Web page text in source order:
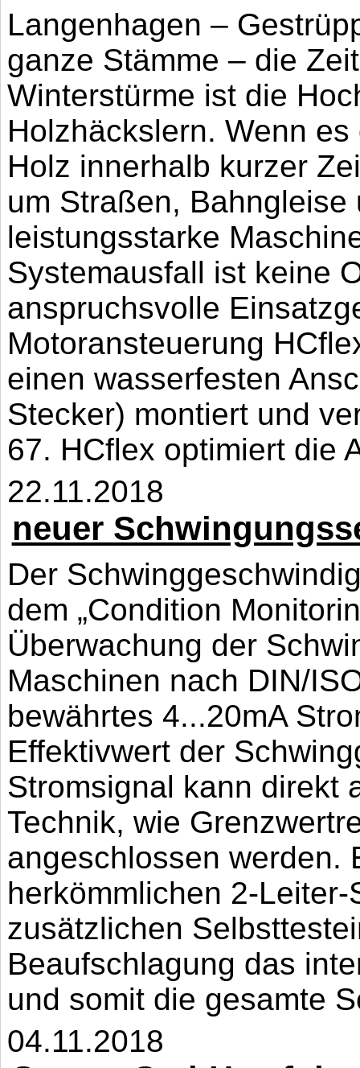
Langenhagen –
ganze Stämme – die
Winterstürme ist die
Holzhäckslern. Wenn
Holz innerhalb kurzer
um Straßen,
leistungsstarke
Systemausfall ist keine
anspruchsvolle
Motoransteuerung
einen wasserfesten
Stecker) montiert und
67. HCflex optimiert die
22.11.2018
neuer
Der
dem „Condition
Überwachung der
Maschinen nach DIN/
bewährtes 4...20mA
Effektivwert der
Stromsignal kann direkt
Technik, wie
angeschlossen werden.
herkömmlichen 2-
zusätzlichen
Beaufschlagung das
und somit die gesamte
04.11.2018